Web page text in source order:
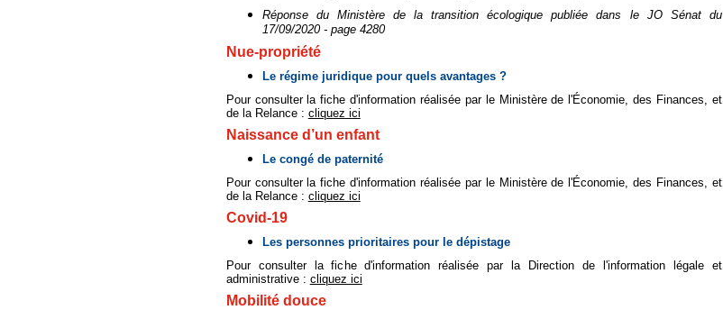
Réponse du Ministère de la transition écologique publiée dans le JO Sénat du
17/09/2020 - page 4280
Nue-propriété
Le régime juridique pour quels avantages ?
Pour consulter la fiche d'information réalisée par le Ministère de l'Économie, des Finances, et
de la Relance : cliquez ici
Naissance d’un enfant
Le congé de paternité
Pour consulter la fiche d'information réalisée par le Ministère de l'Économie, des Finances, et
de la Relance : cliquez ici
Covid-19
Les personnes prioritaires pour le dépistage
Pour consulter la fiche d'information réalisée par la Direction de l'information légale et
administrative : cliquez ici
Mobilité douce